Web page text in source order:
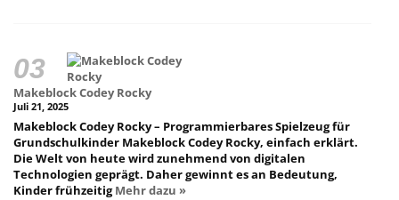
Makeblock Codey Rocky
Juli 21, 2025
Makeblock Codey Rocky – Programmierbares Spielzeug für
Grundschulkinder Makeblock Codey Rocky, einfach erklärt.
Die Welt von heute wird zunehmend von digitalen
Technologien geprägt. Daher gewinnt es an Bedeutung,
Kinder frühzeitigMehr dazu »